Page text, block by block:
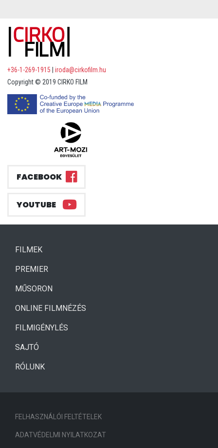
+36-1-269-1915
iroda@cirkofilm.hu
Copyright © 2019 CIRKO FILM
FACEBOOK
YOUTUBE
FILMEK(CURRENT)
PREMIER
MŰSORON
ONLINE FILMNÉZÉS
FILMIGÉNYLÉS
SAJTÓ
RÓLUNK
FELHASZNÁLÓI FELTÉTELEK
ADATVÉDELMI NYILATKOZAT